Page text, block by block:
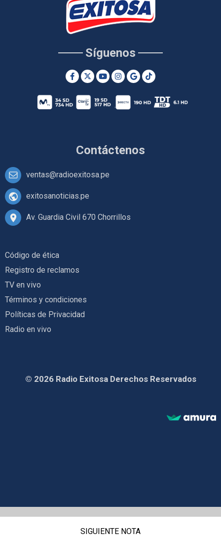
Contáctenos
ventas@radioexitosa.pe
exitosanoticias.pe
Av. Guardia Civil 670 Chorrillos
Síguenos
Código de ética
Registro de reclamos
TV en vivo
Términos y condiciones
Políticas de Privacidad
Radio en vivo
© 2026 Radio Exitosa Derechos Reservados
SIGUIENTE NOTA